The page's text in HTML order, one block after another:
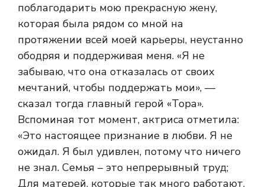
поблагодарить мою прекрасную жену,
которая была рядом со мной на
протяжении всей моей карьеры, неустанно
ободряя и поддерживая меня. «Я не
забываю, что она отказалась от своих
мечтаний, чтобы поддержать мои», —
сказал тогда главный герой «Тора».
Вспоминая тот момент, актриса отметила:
«Это настоящее признание в любви. Я не
ожидал. Я был удивлен, потому что ничего
не знал. Семья – это непрерывный труд;
Для матерей, которые так много работают,